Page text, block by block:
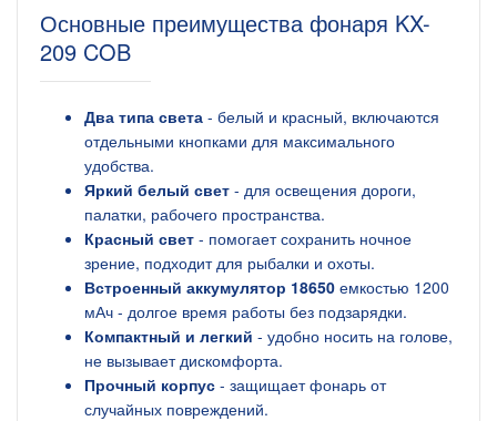
Основные преимущества фонаря KX-
209 COB
Два типа света - белый и красный, включаются
отдельными кнопками для максимального
удобства.
Яркий белый свет - для освещения дороги,
палатки, рабочего пространства.
Красный свет - помогает сохранить ночное
зрение, подходит для рыбалки и охоты.
Встроенный аккумулятор 18650 емкостью 1200
мАч - долгое время работы без подзарядки.
Компактный и легкий - удобно носить на голове,
не вызывает дискомфорта.
Прочный корпус - защищает фонарь от
случайных повреждений.